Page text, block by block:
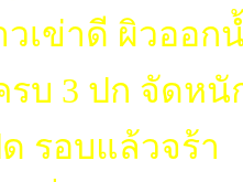
เข่าดี ผิวออก
รบ 3 ปก จัดหนั
รอบแล้วจร้า